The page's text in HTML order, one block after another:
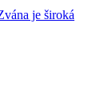
je široká